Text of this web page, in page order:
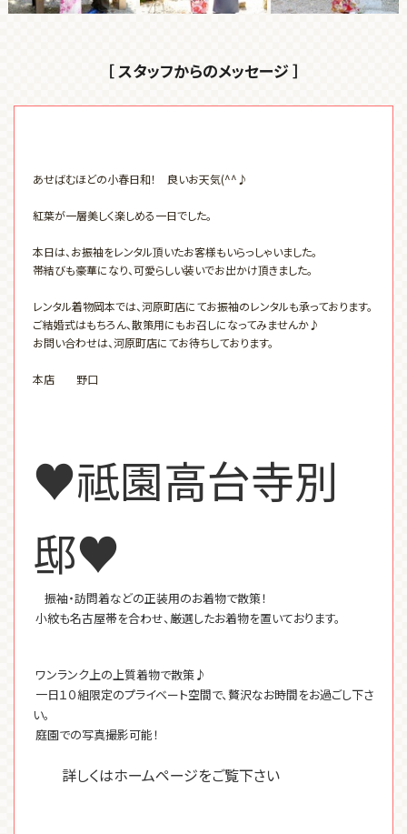
［ スタッフからのメッセージ ］
あせばむほどの小春日和！ 良いお天気(^^♪
紅葉が一層美しく楽しめる一日でした。
本日は、お振袖をレンタル頂いたお客様もいらっしゃいました。
帯結びも豪華になり、可愛らしい装いでお出かけ頂きました。
レンタル着物岡本では、河原町店にてお振袖のレンタルも承っております。
ご結婚式はもちろん、散策用にもお召しになってみませんか♪
お問い合わせは、河原町店にてお待ちしております。
本店 野口
♥祗園高台寺別
邸♥
振袖・訪問着などの正装用のお着物で散策！
小紋も名古屋帯を合わせ、厳選したお着物を置いております。
ワンランク上の上質着物で散策♪
一日１０組限定のプライベート空間で、贅沢なお時間をお過ごし下さ
い。
庭園での写真撮影可能！
詳しくはホームページをご覧下さい